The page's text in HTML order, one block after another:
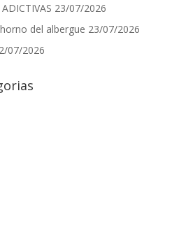
23/07/2026
del albergue 23/07/2026
07/2026